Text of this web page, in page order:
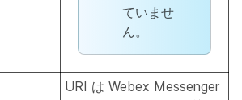
ていませ
ん。
URI は Webex Messenger